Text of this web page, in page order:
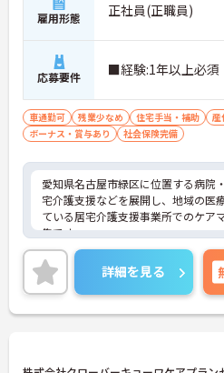
雇用形態 正社員(正職員)
応募要件 ■経験:1年以上必須
車通勤可 残業少なめ 住宅手当・補助
産
ボーナス・賞与あり
社会保険完備
愛知県名古屋市緑区に位置する病院
宅介護支援などを展開し、地域の医
ている居宅介護支援事業所でのケア
集です。
多職種との連携が取りやすく、利用
に合わせた支援を行いやすい環境で
8日、残業は月平均5時間程度と働き
賞与実績4.2ヶ月分や各種手当も整
た環境でケアマネジャーとして長く
詳細を見る